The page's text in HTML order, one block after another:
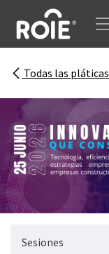
Ir al contenido
Todas las pláticas
Sesiones